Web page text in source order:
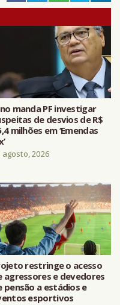
manda PF investigar
de desvios de R$
milhões em ‘Emendas
agosto, 2026
restringe o acesso
agressores e devedores
pensão a estádios e
esportivos